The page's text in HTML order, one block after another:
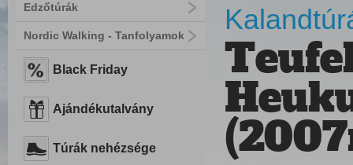
Edzőtúrák
Nordic Walking - Tanfolyamok
Black Friday
Ajándékutalvány
Túrák nehézsége